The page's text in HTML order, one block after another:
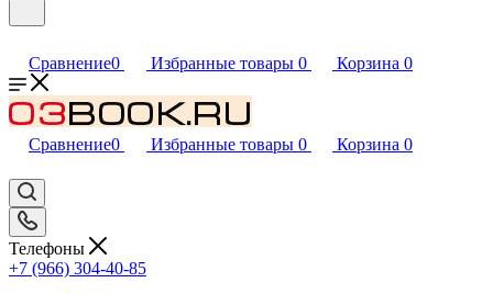
Сравнение0 Избранные товары 0 Корзина 0
Сравнение0 Избранные товары 0 Корзина 0
Телефоны
+7 (966) 304-40-85